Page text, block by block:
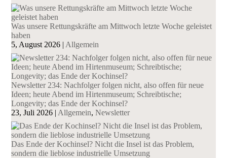
Was unsere Rettungskräfte am Mittwoch letzte Woche geleistet
haben
5, August 2026 | Allgemein
Newsletter 234: Nachfolger folgen nicht, also offen für neue
Ideen; heute Abend im Hirtenmuseum; Schreibtische;
Longevity; das Ende der Kochinsel?
23, Juli 2026 | Allgemein,Newsletter
Das Ende der Kochinsel? Nicht die Insel ist das Problem,
sondern die lieblose industrielle Umsetzung